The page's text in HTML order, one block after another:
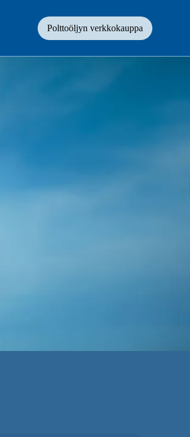
Polttoöljyn verkkokauppa